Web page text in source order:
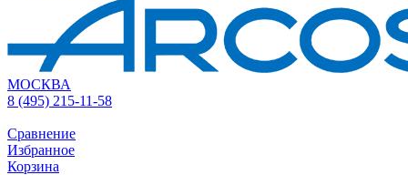
МОСКВА
8 (495) 215-11-58
Сравнение
Избранное
Корзина